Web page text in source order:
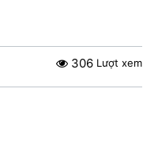
306 Lượt xem